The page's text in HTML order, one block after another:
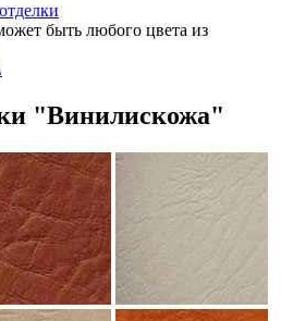
быть любого цвета из
"Винилискожа"